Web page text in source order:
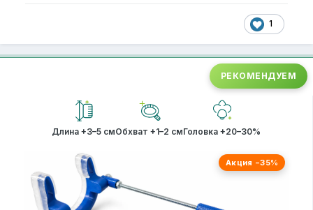
1
РЕКОМЕНДУЕМ
Длина +3–5 смОбхват +1–2 смГоловка +20–30%
Акция −35%